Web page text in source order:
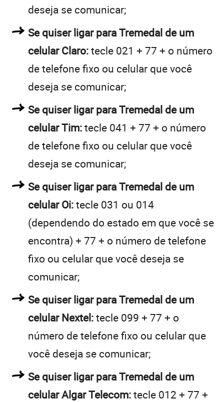
deseja se comunicar;
Se quiser ligar para Tremedal de um
celular Claro:tecle 021 + 77 + o número
de telefone fixo ou celular que você
deseja se comunicar;
Se quiser ligar para Tremedal de um
celular Tim:tecle 041 + 77 + o número
de telefone fixo ou celular que você
deseja se comunicar;
Se quiser ligar para Tremedal de um
celular Oi:tecle 031 ou 014
(dependendo do estado em que você se
encontra) + 77 + o número de telefone
fixo ou celular que você deseja se
comunicar;
Se quiser ligar para Tremedal de um
celular Nextel:tecle 099 + 77 + o
número de telefone fixo ou celular que
você deseja se comunicar;
Se quiser ligar para Tremedal de um
celular Algar Telecom:tecle 012 + 77 +